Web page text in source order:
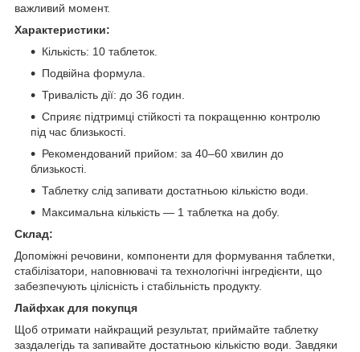
важливий момент.
Характеристики:
Кількість: 10 таблеток.
Подвійна формула.
Тривалість дії: до 36 годин.
Сприяє підтримці стійкості та покращенню контролю
під час близькості.
Рекомендований прийом: за 40–60 хвилин до
близькості.
Таблетку слід запивати достатньою кількістю води.
Максимальна кількість — 1 таблетка на добу.
Склад:
Допоміжні речовини, компоненти для формування таблетки,
стабілізатори, наповнювачі та технологічні інгредієнти, що
забезпечують цілісність і стабільність продукту.
Лайфхак для покупця
Щоб отримати найкращий результат, приймайте таблетку
заздалегідь та запивайте достатньою кількістю води. Завдяки